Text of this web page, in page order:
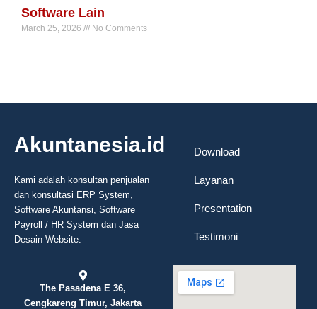
Software Lain
March 25, 2026 No Comments
Akuntanesia.id
Kami adalah konsultan penjualan
dan konsultasi ERP System,
Software Akuntansi, Software
Payroll / HR System dan Jasa
Desain Website.
The Pasadena E 36,
Cengkareng Timur, Jakarta
Download
Layanan
Presentation
Testimoni